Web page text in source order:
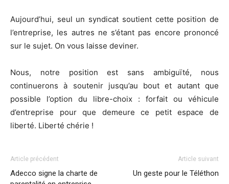
Aujourd’hui, seul un syndicat soutient cette position de
l’entreprise, les autres ne s’étant pas encore prononcé
sur le sujet. On vous laisse deviner.
Nous, notre position est sans ambiguïté, nous
continuerons à soutenir jusqu’au bout et autant que
possible l’option du libre-choix : forfait ou véhicule
d’entreprise pour que demeure ce petit espace de
liberté. Liberté chérie !
Article précédent
Adecco signe la charte de
Article suivant
Un geste pour le Téléthon